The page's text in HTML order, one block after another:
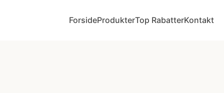
ForsideProdukterTop RabatterKontakt